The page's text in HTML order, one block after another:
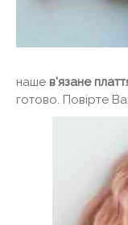
наше в'язане
готово. Повірте